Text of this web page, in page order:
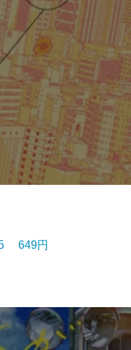
5 649円